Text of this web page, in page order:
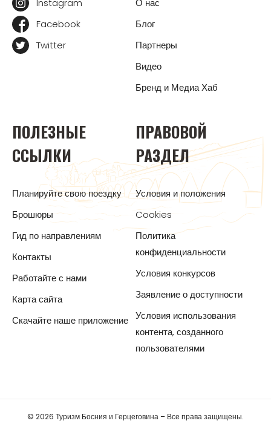
Instagram
Facebook
Twitter
О нас
Блог
Партнеры
Видео
Бренд и Медиа Хаб
ПОЛЕЗНЫЕ
ССЫЛКИ
Планируйте свою поездку
Брошюры
Гид по направлениям
Контакты
Работайте с нами
Карта сайта
Скачайте наше приложение
ПРАВОВОЙ
РАЗДЕЛ
Условия и положения
Cookies
Политика
конфиденциальности
Условия конкурсов
Заявление о доступности
Условия использования
контента, созданного
пользователями
© 2026 Туризм Босния и Герцеговина – Все права защищены.